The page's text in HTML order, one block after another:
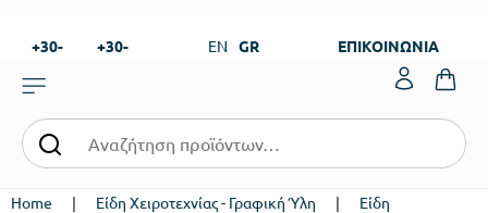
+30-
99273
+30-
EN GR ΕΠΙΚΟΙΝΩΝΙΑ
Home | Είδη Χειροτεχνίας - Γραφική Ύλη |
Είδη